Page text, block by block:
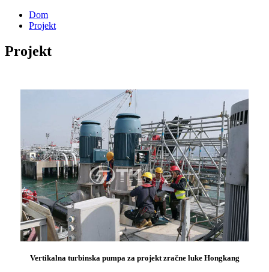
Dom
Projekt
Projekt
Vertikalna turbinska pumpa za projekt zračne luke Hongkang